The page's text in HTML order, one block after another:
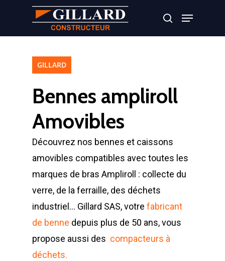
Appuyer sur Entrer ou ESC pour fermer
GILLARD
Bennes ampliroll
Amovibles
Découvrez nos bennes et caissons
amovibles compatibles avec toutes les
marques de bras Ampliroll : collecte du
verre, de la ferraille, des déchets
industriel… Gillard SAS, votre fabricant
de benne depuis plus de 50 ans, vous
propose aussi des compacteurs à
déchets.